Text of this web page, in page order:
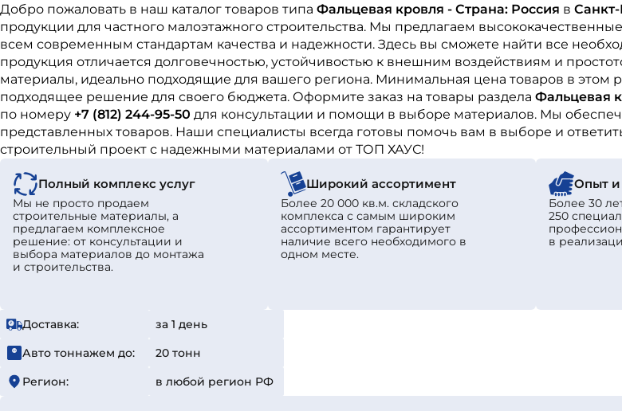
Добро пожаловать в наш каталог товаров типа Фальцевая кровля - Страна: Россия в
продукции для частного малоэтажного строительства. Мы предлагаем
всем современным стандартам качества и надежности. Здесь вы сможете найти все
продукция отличается долговечностью, устойчивостью к внешним воздействиям и
материалы, идеально подходящие для вашего региона. Минимальная цена товаров в этом
подходящее решение для своего бюджета. Оформите заказ на товары раздела Фальцевая
по номеру +7 (812) 244-95-50 для консультации и помощи в выборе материалов. Мы
представленных товаров. Наши специалисты всегда готовы помочь вам в выборе и
строительный проект с надежными материалами от ТОП ХАУС!
Полный комплекс услуг
Мы не просто продаем
строительные материалы, а
предлагаем комплексное
решение: от консультации и
выбора материалов до монтажа
и строительства.
Широкий ассортимент
Более 20 000 кв.м. складского
комплекса с самым широким
ассортиментом гарантирует
наличие всего необходимого в
одном месте.
Опыт и
Более 30
250
в
Доставка:
за 1 день
Авто тоннажем до:
20 тонн
Регион:
в любой регион РФ